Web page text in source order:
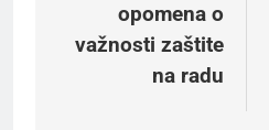
opomena o
važnosti zaštite
na radu